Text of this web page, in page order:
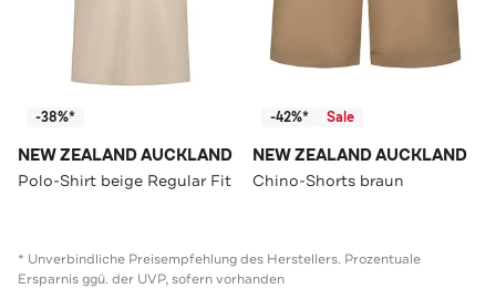
-38%*
NEW ZEALAND AUCKLAND
Polo-Shirt beige Regular Fit
-42%* Sale
NEW ZEALAND AUCKLAND
Chino-Shorts braun
* Unverbindliche Preisempfehlung des Herstellers. Prozentuale
Ersparnis ggü. der UVP, sofern vorhanden